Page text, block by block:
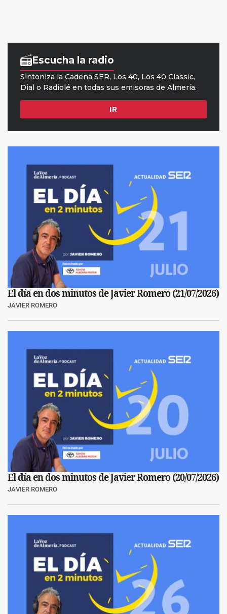
El día en dos minutos de Javier Romero (21/07/2026)
JAVIER ROMERO
El día en dos minutos de Javier Romero (20/07/2026)
JAVIER ROMERO